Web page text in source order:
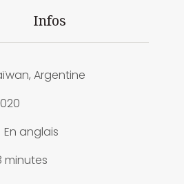
Infos
Argentine
En anglais
minutes